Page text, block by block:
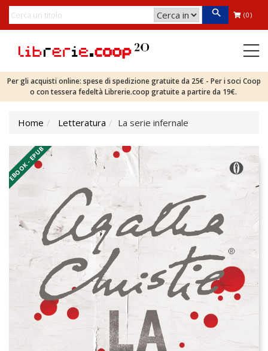
(0)
Per gli acquisti online: spese di spedizione gratuite da 25€ - Per i soci Coop
o con tessera fedeltà Librerie.coop gratuite a partire da 19€.
Home Letteratura La serie infernale
EBOOK - EPUB